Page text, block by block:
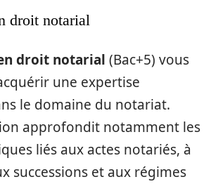
droit notarial
droit notarial (Bac+5) vous
une expertise
le domaine du notariat.
approfondit notamment les
liés aux actes notariés, à
successions et aux régimes